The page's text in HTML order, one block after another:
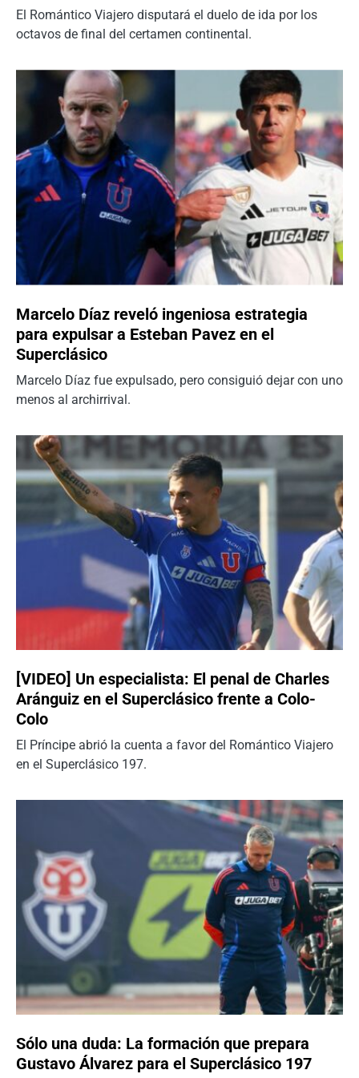
El Romántico Viajero disputará el duelo de ida por los
octavos de final del certamen continental.
Marcelo Díaz reveló ingeniosa estrategia
para expulsar a Esteban Pavez en el
Superclásico
Marcelo Díaz fue expulsado, pero consiguió dejar con uno
menos al archirrival.
[VIDEO] Un especialista: El penal de Charles
Aránguiz en el Superclásico frente a Colo-
Colo
El Príncipe abrió la cuenta a favor del Romántico Viajero
en el Superclásico 197.
Sólo una duda: La formación que prepara
Gustavo Álvarez para el Superclásico 197